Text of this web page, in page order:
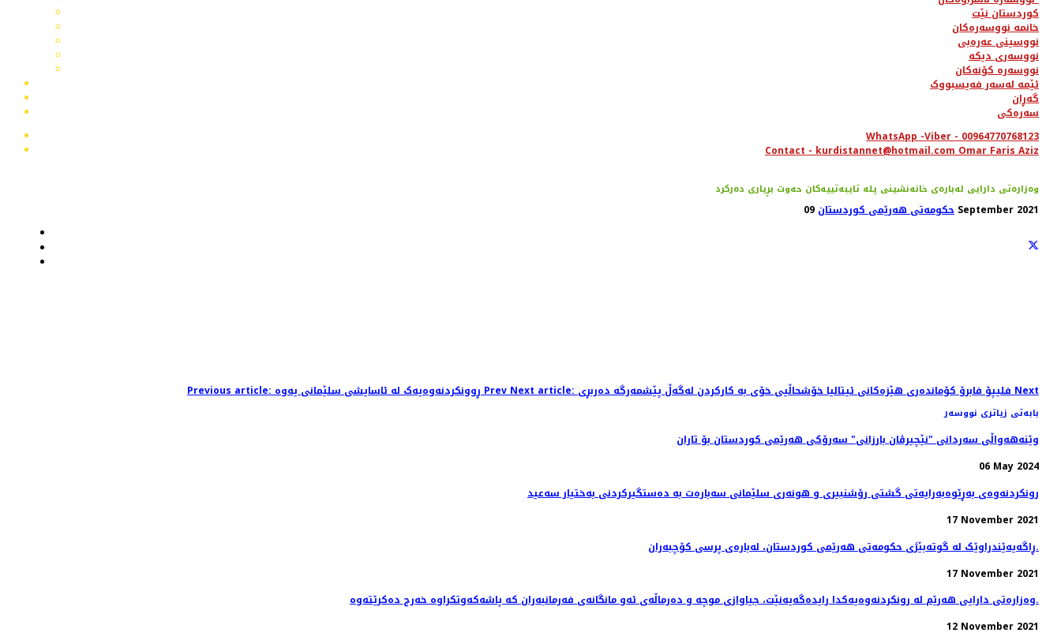
کوردستان نێت
خانمە نووسەرەکان
نووسینی عەرەبی
نووسەری دیکە
نووسەرە کۆنەکان
ئێمە لەسەر فەیسبووک
گەڕان
سەرەکی
WhatsApp -Viber - 00964770768123
Contact - kurdistannet@hotmail.com Omar Faris Aziz
وەزارەتی دارایی لەبارەی خانەنشینی پلە تایبەتییەکان حەوت بڕیاری دەرکرد
حکومەتی هەرێمی کوردستان 09 September 2021
Previous article: ڕوونکردنەوەیەک لە ئاسایشی سلێمانی یەوەPrev Next article: فلیپۆ فابرۆ کۆماندەری هێزەکانی ئیتالیا خۆشحاڵیی خۆی بە كاركردن لەگەڵ پێشمەرگە دەربڕیNext
بابەتی زیاتری نووسەر
وێنه‌هه‌واڵی سه‌ردانی "نێچیرڤان بارزانی" سەرۆکی هەرێمی کوردستان بۆ تاران
06 May 2024
رونکردنەوەی بەڕێوەبەرایەتی گشتی رۆشنبیری و هونەری سلێمانی سەبارەت بە دەستگیرکردنی بەختیار سەعید
17 November 2021
ڕاگەیەێندراوێک لە گوتەبێژی حکومەتی ھەرێمی کوردستان، لەبارەی پرسی کۆچبەران.
17 November 2021
وەزارەتی دارایی هەرێم لە رونکردنەوەیەکدا رایدەگەیەنێت، جیاوازی موچە و دەرماڵەی ئەو مانگانەی فەرمانبەران کە پاشەکەوتکراوە خەرج دەکرێتەوە.
12 November 2021